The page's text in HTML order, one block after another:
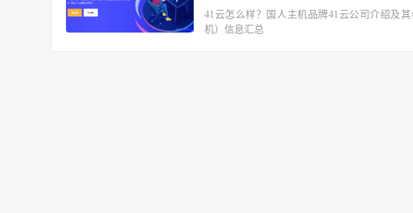
41云怎么样？国人主机品牌41云公司介绍及
机）信息汇总